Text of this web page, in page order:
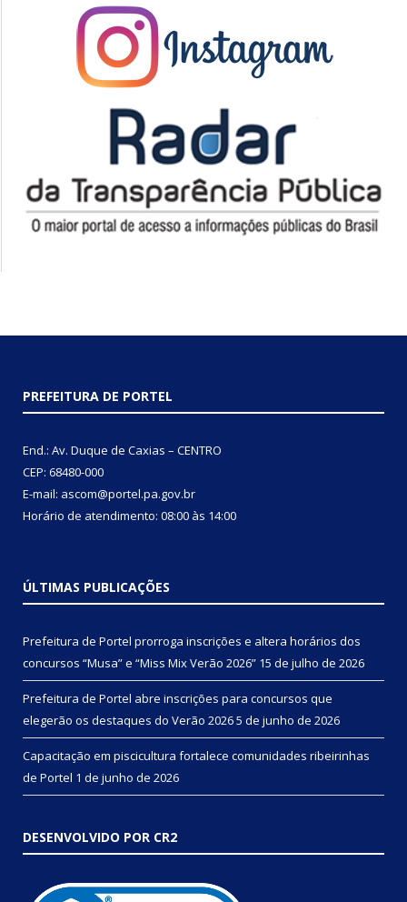
PREFEITURA DE PORTEL
End.: Av. Duque de Caxias – CENTRO
CEP: 68480-000
E-mail: ascom@portel.pa.gov.br
Horário de atendimento: 08:00 às 14:00
ÚLTIMAS PUBLICAÇÕES
Prefeitura de Portel prorroga inscrições e altera horários dos
concursos “Musa” e “Miss Mix Verão 2026” 15 de julho de 2026
Prefeitura de Portel abre inscrições para concursos que
elegerão os destaques do Verão 20265 de junho de 2026
Capacitação em piscicultura fortalece comunidades ribeirinhas
de Portel 1 de junho de 2026
DESENVOLVIDO POR CR2